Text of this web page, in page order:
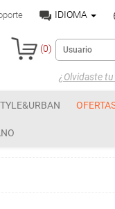
IDIOMA
(0)
¿Olvidaste